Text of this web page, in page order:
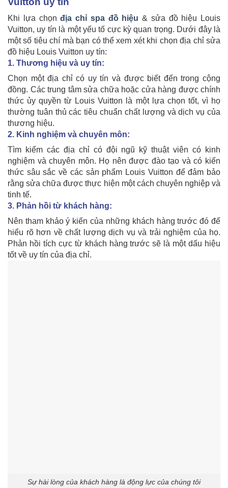
Khi lựa chọnđịa chỉ spa đồ hiệu & sửa đồ hiệu Louis
Vuitton, uy tín là một yếu tố cực kỳ quan trọng. Dưới đây là
một số tiêu chí mà bạn có thể xem xét khi chọn địa chỉ sửa
đồ hiệu Louis Vuitton uy tín:
1. Thương hiệu và uy tín:
Chọn một địa chỉ có uy tín và được biết đến trong cộng
đồng. Các trung tâm sửa chữa hoặc cửa hàng được chính
thức ủy quyền từ Louis Vuitton là một lựa chọn tốt, vì họ
thường tuân thủ các tiêu chuẩn chất lượng và dịch vụ của
thương hiệu.
2. Kinh nghiệm và chuyên môn:
Tìm kiếm các địa chỉ có đội ngũ kỹ thuật viên có kinh
nghiệm và chuyên môn. Họ nên được đào tạo và có kiến
thức sâu sắc về các sản phẩm Louis Vuitton để đảm bảo
rằng sửa chữa được thực hiện một cách chuyên nghiệp và
tinh tế.
3. Phản hồi từ khách hàng:
Nên tham khảo ý kiến của những khách hàng trước đó để
hiểu rõ hơn về chất lượng dịch vụ và trải nghiệm của họ.
Phản hồi tích cực từ khách hàng trước sẽ là một dấu hiệu
tốt về uy tín của địa chỉ.
Sự hài lòng của khách hàng là động lực của chúng tôi